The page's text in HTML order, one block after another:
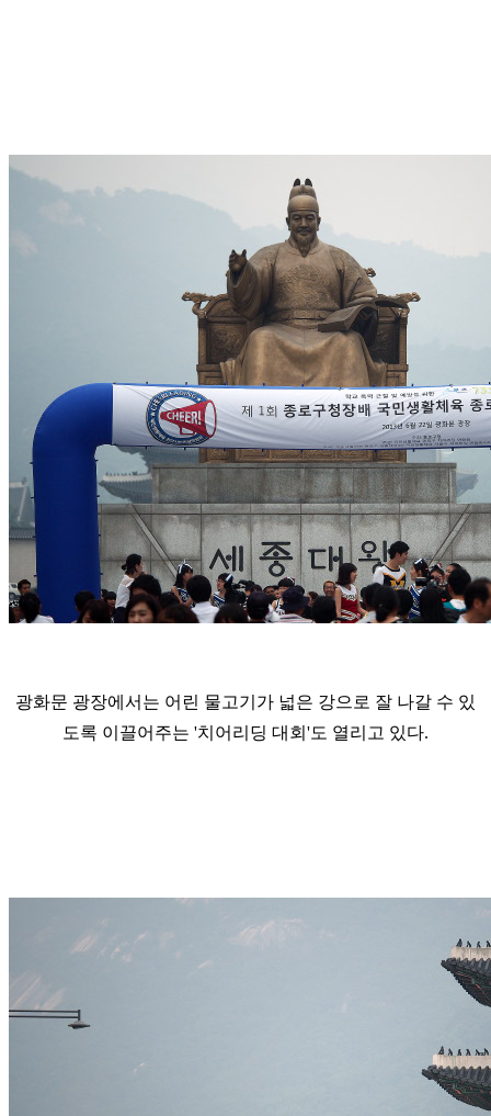
광화문 광장에서는 어린 물고기가 넓은 강으로 잘 나갈 수 있
도록 이끌어주는 '치어리딩 대회'도 열리고 있다.